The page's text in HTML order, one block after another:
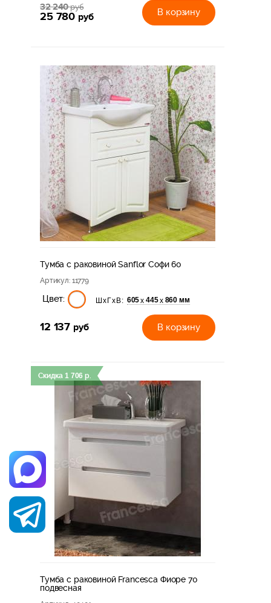
32 240руб
25 780 руб В корзину
Тумба с раковиной Sanflor Софи 60
Артикул: 11779
Цвет: ШхГхВ: 605х 445х 860 мм
12 137 руб В корзину
Скидка 1 706 р.
Тумба с раковиной Francesca Фиоре 70
подвесная